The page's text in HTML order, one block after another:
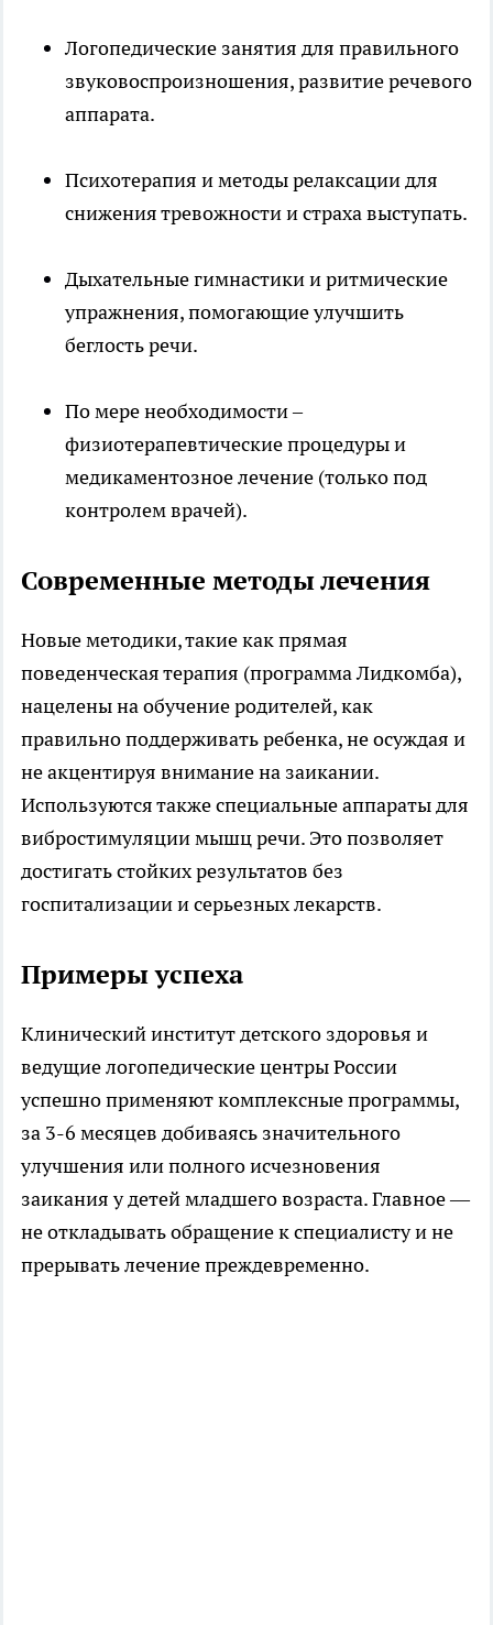
Логопедические занятия для правильного
звуковоспроизношения, развитие речевого
аппарата.
Психотерапия и методы релаксации для
снижения тревожности и страха выступать.
Дыхательные гимнастики и ритмические
упражнения, помогающие улучшить
беглость речи.
По мере необходимости –
физиотерапевтические процедуры и
медикаментозное лечение (только под
контролем врачей).
Современные методы лечения
Новые методики, такие как прямая
поведенческая терапия (программа Лидкомба),
нацелены на обучение родителей, как
правильно поддерживать ребенка, не осуждая и
не акцентируя внимание на заикании.
Используются также специальные аппараты для
вибростимуляции мышц речи. Это позволяет
достигать стойких результатов без
госпитализации и серьезных лекарств.
Примеры успеха
Клинический институт детского здоровья и
ведущие логопедические центры России
успешно применяют комплексные программы,
за 3-6 месяцев добиваясь значительного
улучшения или полного исчезновения
заикания у детей младшего возраста. Главное —
не откладывать обращение к специалисту и не
прерывать лечение преждевременно.